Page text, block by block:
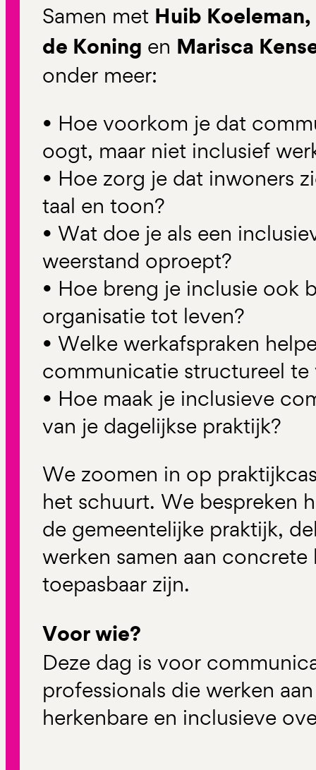
Samen met Huib
de Koning en Marisca
onder meer:
• Hoe voorkom je dat
oogt, maar niet inclusief
• Hoe zorg je dat inwoners
taal en toon?
• Wat doe je als een
weerstand oproept?
• Hoe breng je inclusie ook
organisatie tot leven?
• Welke werkafspraken
communicatie structureel te
• Hoe maak je inclusieve
van je dagelijkse praktijk?
We zoomen in op
het schuurt. We bespreken
de gemeentelijke praktijk,
werken samen aan
toepasbaar zijn.
Voor wie?
Deze dag is voor
professionals die werken
herkenbare en inclusieve